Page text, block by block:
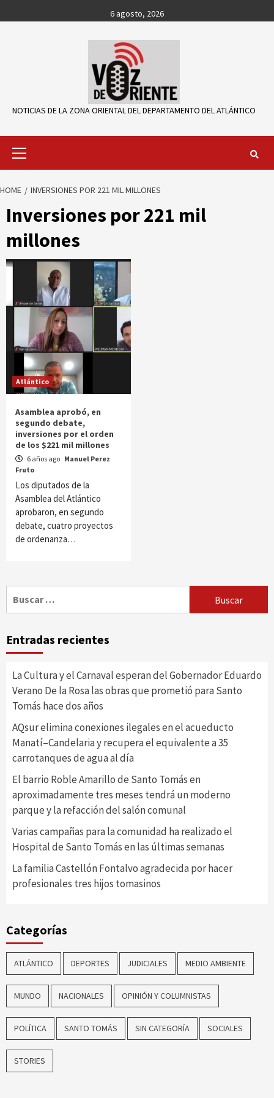
to
6 agosto, 2026
NOTICIAS DE LA ZONA ORIENTAL DEL DEPARTAMENTO DEL ATLÁNTICO
Primary
HOME INVERSIONES POR 221 MIL MILLONES
Inversiones por 221 mil
millones
Atlántico
Asamblea aprobó, en
segundo debate,
inversiones por el orden
de los $221 mil millones
6 años ago Manuel Perez
Fruto
Los diputados de la
Asamblea del Atlántico
aprobaron, en segundo
debate, cuatro proyectos
de ordenanza…
Entradas recientes
La Cultura y el Carnaval esperan del Gobernador Eduardo
Verano De la Rosa las obras que prometió para Santo
Tomás hace dos años
AQsur elimina conexiones ilegales en el acueducto
Manatí–Candelaria y recupera el equivalente a 35
carrotanques de agua al día
El barrio Roble Amarillo de Santo Tomás en
aproximadamente tres meses tendrá un moderno
parque y la refacción del salón comunal
Varias campañas para la comunidad ha realizado el
Hospital de Santo Tomás en las últimas semanas
La familia Castellón Fontalvo agradecida por hacer
profesionales tres hijos tomasinos
Categorías
ATLÁNTICO DEPORTES JUDICIALES MEDIO AMBIENTE
MUNDO NACIONALES OPINIÓN Y COLUMNISTAS
POLÍTICA SANTO TOMÁS SIN CATEGORÍA SOCIALES
STORIES